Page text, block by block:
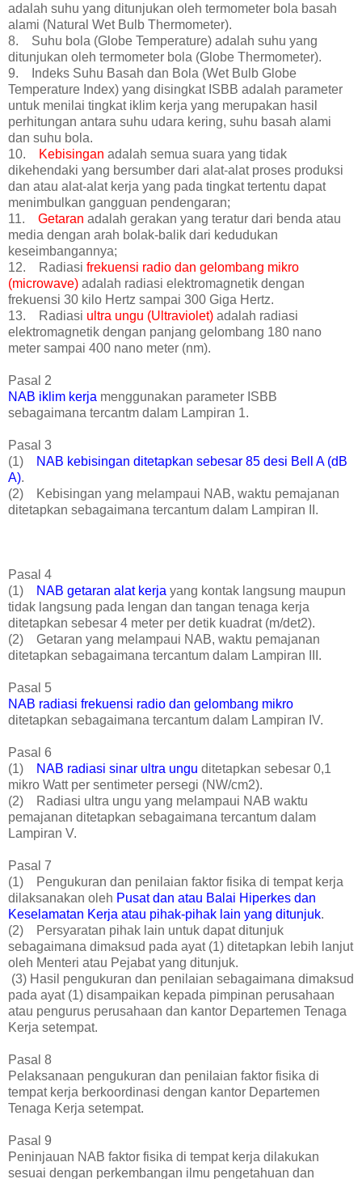
adalah suhu yang ditunjukan oleh termometer bola basah
alami (Natural Wet Bulb Thermometer).
8. Suhu bola (Globe Temperature) adalah suhu yang
ditunjukan oleh termometer bola (Globe Thermometer).
9. Indeks Suhu Basah dan Bola (Wet Bulb Globe
Temperature Index) yang disingkat ISBB adalah parameter
untuk menilai tingkat iklim kerja yang merupakan hasil
perhitungan antara suhu udara kering, suhu basah alami
dan suhu bola.
10.
Kebisingan adalah semua suara yang tidak
dikehendaki yang bersumber dari alat-alat proses produksi
dan atau alat-alat kerja yang pada tingkat tertentu dapat
menimbulkan gangguan pendengaran;
11. Getaran adalah gerakan yang teratur dari benda atau
media dengan arah bolak-balik dari kedudukan
keseimbangannya;
12. Radiasi frekuensi radio dan gelombang mikro
(microwave) adalah radiasi elektromagnetik dengan
frekuensi 30 kilo Hertz sampai 300 Giga Hertz.
13. Radiasi ultra ungu (Ultraviolet) adalah radiasi
elektromagnetik dengan panjang gelombang 180 nano
meter sampai 400 nano meter (nm).
Pasal 2
NAB iklim kerja menggunakan parameter ISBB
sebagaimana tercantm dalam Lampiran 1.
Pasal 3
(1)
NAB kebisingan ditetapkan sebesar 85 desi Bell A (dB
A).
(2) Kebisingan yang melampaui NAB, waktu pemajanan
ditetapkan sebagaimana tercantum dalam Lampiran II.
Pasal 4
(1)
NAB getaran alat kerja yang kontak langsung maupun
tidak langsung pada lengan dan tangan tenaga kerja
ditetapkan sebesar 4 meter per detik kuadrat (m/det2).
(2) Getaran yang melampaui NAB, waktu pemajanan
ditetapkan sebagaimana tercantum dalam Lampiran III.
Pasal 5
NAB radiasi frekuensi radio dan gelombang mikro
ditetapkan sebagaimana tercantum dalam Lampiran IV.
Pasal 6
(1)
NAB radiasi sinar ultra ungu ditetapkan sebesar 0,1
mikro Watt per sentimeter persegi (NW/cm2).
(2) Radiasi ultra ungu yang melampaui NAB waktu
pemajanan ditetapkan sebagaimana tercantum dalam
Lampiran V.
Pasal 7
(1) Pengukuran dan penilaian faktor fisika di tempat kerja
dilaksanakan oleh Pusat dan atau Balai Hiperkes dan
Keselamatan Kerja atau pihak-pihak lain yang ditunjuk.
(2) Persyaratan pihak lain untuk dapat ditunjuk
sebagaimana dimaksud pada ayat (1) ditetapkan lebih lanjut
oleh Menteri atau Pejabat yang ditunjuk.
(3) Hasil pengukuran dan penilaian sebagaimana dimaksud
pada ayat (1) disampaikan kepada pimpinan perusahaan
atau pengurus perusahaan dan kantor Departemen Tenaga
Kerja setempat.
Pasal 8
Pelaksanaan pengukuran dan penilaian faktor fisika di
tempat kerja berkoordinasi dengan kantor Departemen
Tenaga Kerja setempat.
Pasal 9
Peninjauan NAB faktor fisika di tempat kerja dilakukan
sesuai dengan perkembangan ilmu pengetahuan dan